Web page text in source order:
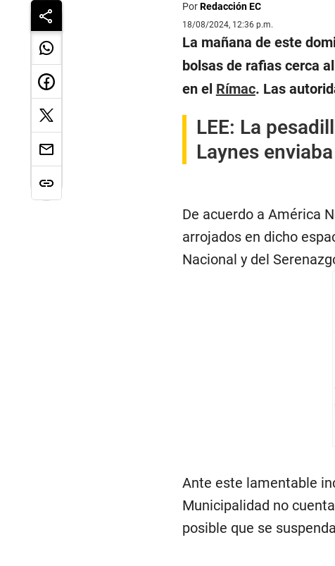
PorRedacción EC
18/08/2024, 12:36 p.m.
La mañana de este
bolsas de rafias cerca
en el Rímac. Las
LEE: La
Laynes
De acuerdo a América
arrojados en dicho
Nacional y del
Ante este lamentable
Municipalidad no
posible que se